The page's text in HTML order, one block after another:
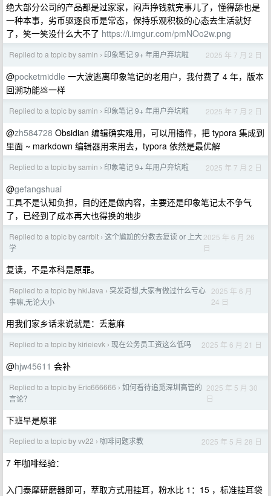
绝大部分公司的产品都是过家家，闷声挣钱就完事儿了，懂得舔也是
一种本事，劣币驱逐良币是常态，保持乐观积极的心态去生活就好
了，笑一笑没什么大不了 https://i.imgur.com/pmNOo2w.png
Replied to a topic by samin › 印象笔记 9+ 年用户弃坑啦 2025 年 7 月 2 日
@pocketmiddle 一大波逃离印象笔记的老用户，我付费了 4 年，版本
回溯功能💩一样
Replied to a topic by samin › 印象笔记 9+ 年用户弃坑啦 2025 年 7 月 2 日
@zh584728 Obsidian 编辑确实难用，可以用插件，把 typora 集成到
里面 ~ markdown 编辑器用来用去，typora 依然是最优解
Replied to a topic by samin › 印象笔记 9+ 年用户弃坑啦 2025 年 7 月 2 日
@gefangshuai
工具不是认知负担，目的还是做内容，主要还是印象笔记太不争气
了，已经到了成本再大也得换的地步
Replied to a topic by carrbit › 这个尴尬的分数去复读 or 上大
学
2025 年 6 月 26
日
复读，不是本科是原罪。
Replied to a topic by hkiJava › 突发奇想,大家有做过什么亏心
事嘛,无论大小
2025 年 6 月
24 日
用我们家乡话来说就是：丢惹麻
Replied to a topic by kirieievk › 现在公务员工资这么低吗 2025 年 6 月 21 日
@hjw45611 会补
Replied to a topic by Eric666666 › 如何看待追觅深圳高管的
言论？
2025 年 5 月 30
日
下班早是原罪
Replied to a topic by vv22 › 咖啡问题求教 2025 年 5 月 28 日
7 年咖啡经验：
入门泰摩研磨器即可，萃取方式用挂耳，粉水比 1：15 ，标准挂耳袋